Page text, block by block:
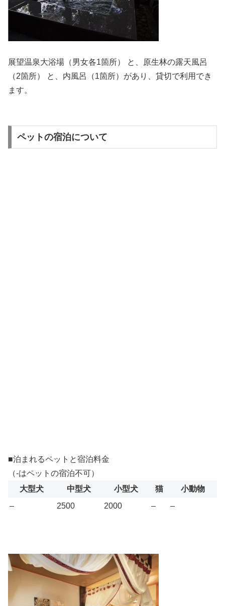
展望温泉大浴場（男女各1箇所） と、原生林の露天風呂
（2箇所） と、内風呂（1箇所）があり、貸切で利用でき
ます。
ペットの宿泊について
■泊まれるペットと宿泊料金
（-はペットの宿泊不可）
大型犬
中型犬 小型犬 猫
小動物
–
2500 2000 – –